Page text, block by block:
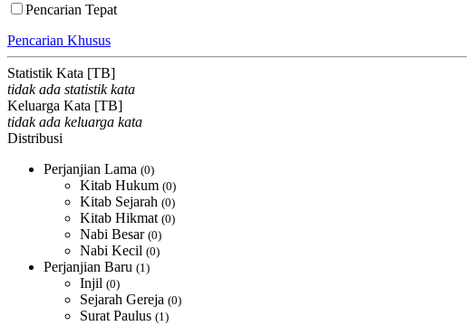
Pencarian Tepat
Pencarian Khusus
Statistik Kata [TB]
tidak ada statistik kata
Keluarga Kata [TB]
tidak ada keluarga kata
Distribusi
Perjanjian Lama (0)
Kitab Hukum (0)
Kitab Sejarah (0)
Kitab Hikmat (0)
Nabi Besar (0)
Nabi Kecil (0)
Perjanjian Baru (1)
Injil (0)
Sejarah Gereja (0)
Surat Paulus (1)